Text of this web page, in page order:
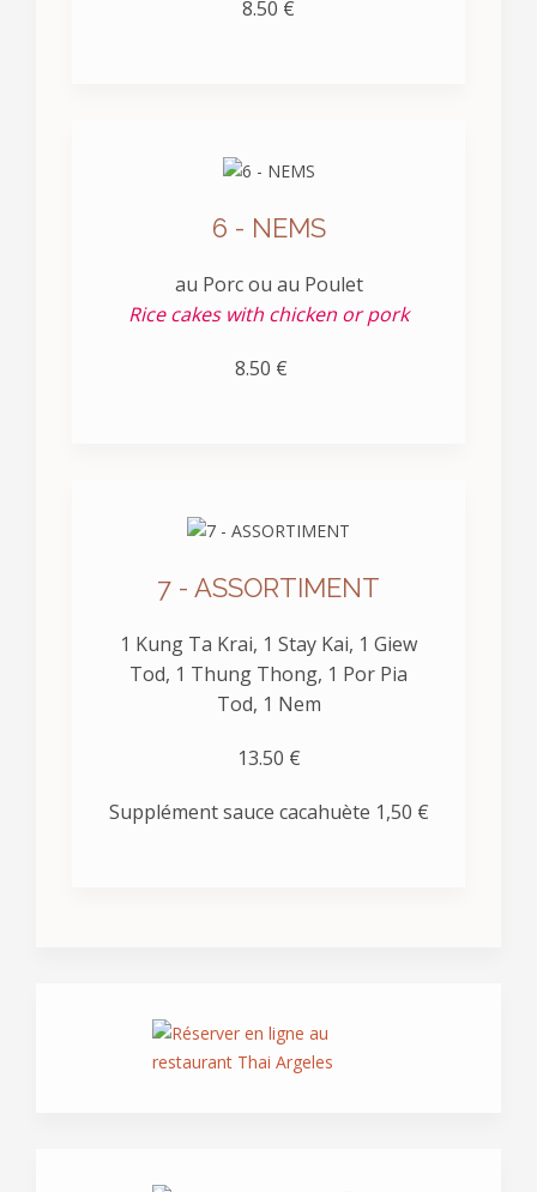
8.50 €
6 - NEMS
au Porc ou au Poulet
Rice cakes with chicken or pork
8.50 €
7 - ASSORTIMENT
1 Kung Ta Krai, 1 Stay Kai, 1 Giew
Tod, 1 Thung Thong, 1 Por Pia
Tod, 1 Nem
13.50 €
Supplément sauce cacahuète 1,50 €